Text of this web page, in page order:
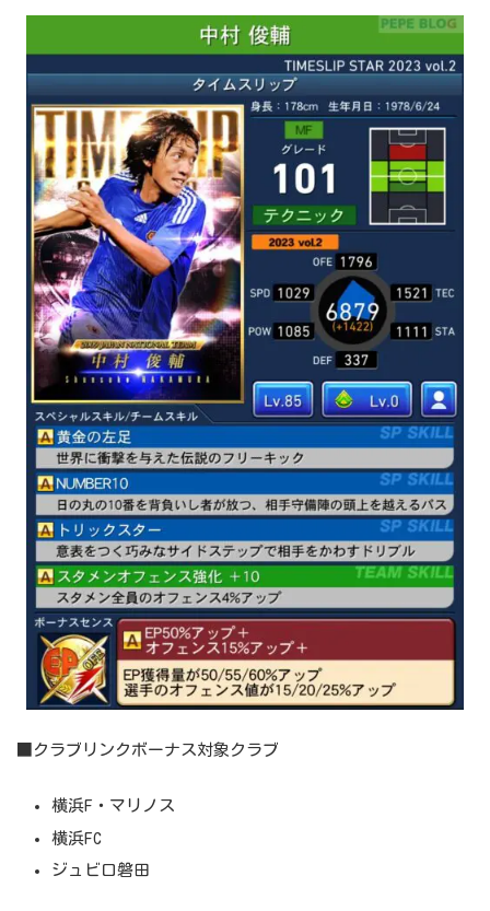
■クラブリンクボーナス対象クラブ
横浜F・マリノス
横浜FC
ジュビロ磐田